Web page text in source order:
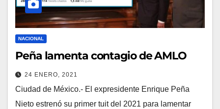
NACIONAL
Peña lamenta contagio de AMLO
24 ENERO, 2021
Ciudad de México.- El expresidente Enrique Peña
Nieto estrenó su primer tuit del 2021 para lamentar